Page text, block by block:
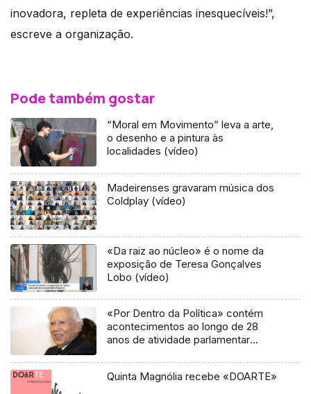
inovadora, repleta de experiências inesquecíveis!”,
escreve a organização.
Pode também gostar
“Moral em Movimento” leva a arte,
o desenho e a pintura às
localidades (vídeo)
Madeirenses gravaram música dos
Coldplay (vídeo)
«Da raiz ao núcleo» é o nome da
exposição de Teresa Gonçalves
Lobo (vídeo)
«Por Dentro da Política» contém
acontecimentos ao longo de 28
anos de atividade parlamentar
Quinta Magnólia recebe «DOARTE»